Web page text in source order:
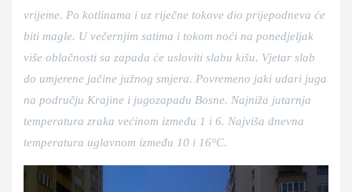
vrijeme. Po kotlinama i uz riječne tokove dio prijepodneva će
biti magle. U večernjim satima i tokom noći na ponedjeljak
više oblačnosti sa zapada će usloviti slabu kišu. Vjetar slab
do umjerene jačine južnog smjera. Povremeno jaki udari juga
na području Krajine i jugozapadu Bosne. Najniža jutarnja
temperatura zraka većinom između 1 i 6. Najviša dnevna
temperatura uglavnom između 10 i 16°C.